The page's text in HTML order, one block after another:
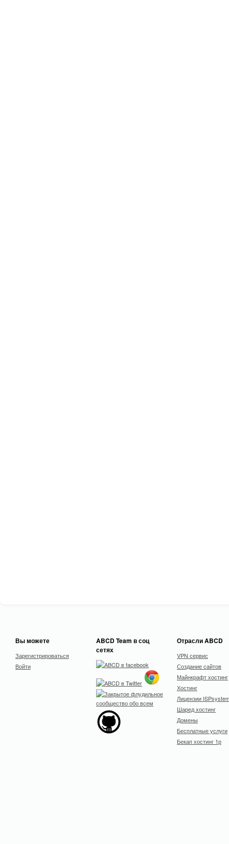
Вы можете
Зарегистрироваться
Войти
ABCD Team в соц
сетях
Отрасли ABCD
VPN сервис
Создание сайтов
Майнкрафт хостинг
Хостинг
Лицензии
Шаред хостинг
Домены
Бесплатные услуги
Бекап хостинг 1р